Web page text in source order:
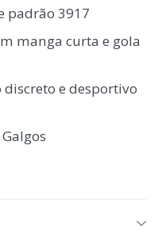
padrão 3917
manga curta e gola
e desportivo